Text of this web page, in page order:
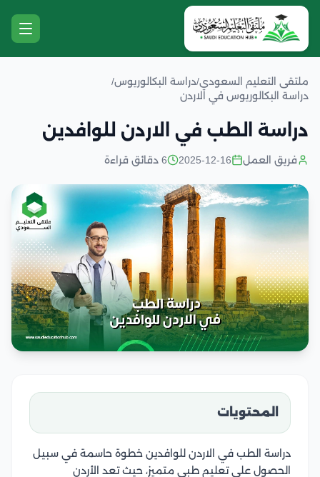
ملتقى التعليم السعودي/دراسة البكالوريوس/
دراسة البكالوريوس في الاردن
دراسة الطب في الاردن للوافدين
فريق العمل 2025-12-16 6 دقائق قراءة
المحتويات
دراسة الطب في الاردن للوافدين خطوة حاسمة في سبيل
الحصول على تعليم طبي متميز، حيث تعد الأردن